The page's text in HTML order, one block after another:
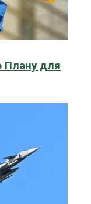
Плану для